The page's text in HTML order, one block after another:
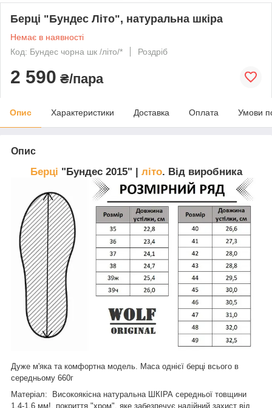
Берці "Бундес Літо", натуральна шкіра
Немає в наявності
Код: Бундес чорна шк /літо/*
Роздріб
2 590 ₴/пара
Опис Характеристики Доставка Оплата Умови
Опис
Берці "Бундес 2015" | літо. Від виробника
Дуже м'яка та комфортна модель. Маса однієї берці всього в
середньому 660г
Матеріал:
Високоякісна натуральна ШКІРА середньої товщини
1.4-1.6 мм! , покриття "хром", яке забезпечує надійний захист від